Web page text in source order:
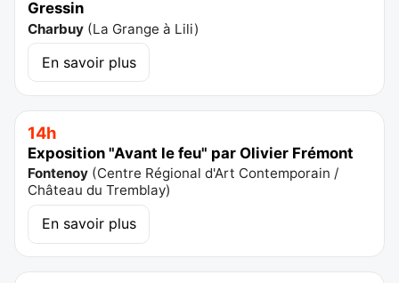
Gressin
Charbuy (La Grange à Lili)
En savoir plus
14h
Exposition "Avant le feu" par Olivier Frémont
Fontenoy (Centre Régional d'Art Contemporain /
Château du Tremblay)
En savoir plus